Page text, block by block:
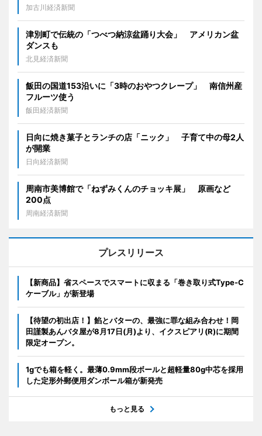
加古川経済新聞
津別町で伝統の「つべつ納涼盆踊り大会」 アメリカン盆
ダンスも
北見経済新聞
飯田の国道153沿いに「3時のおやつクレープ」 南信州産
フルーツ使う
飯田経済新聞
日向に焼き菓子とランチの店「ニック」 子育て中の母2人
が開業
日向経済新聞
周南市美博館で「ねずみくんのチョッキ展」 原画など
200点
周南経済新聞
プレスリリース
【新商品】省スペースでスマートに収まる「巻き取り式Type-C
ケーブル」が新登場
【待望の初出店！】餡とバターの、最強に罪な組み合わせ！岡
田謹製あんバタ屋が8月17日(月)より、イクスピアリ(R)に期間
限定オープン。
1gでも箱を軽く。最薄0.9mm段ボールと超軽量80g中芯を採用
した定形外郵便用ダンボール箱が新発売
もっと見る